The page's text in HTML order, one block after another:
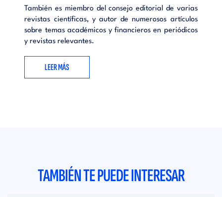
También es miembro del consejo editorial de varias
revistas científicas, y autor de numerosos artículos
sobre temas académicos y financieros en periódicos
y revistas relevantes.
LEER MÁS
TAMBIÉN TE PUEDE INTERESAR